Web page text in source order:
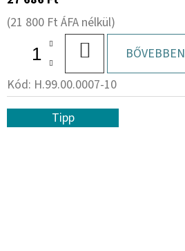
(21 800 Ft ÁFA nélkül)
KOSÁRBABŐVEBBEN
Kód: H.99.00.0007-10
Tipp